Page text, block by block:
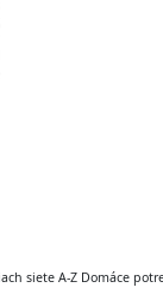
siete A-Z Domáce